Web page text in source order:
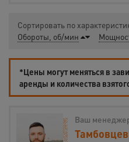
Сортировать по
Обороты, об/мин
*Цены могут меняться в
аренды и количества
Ваш